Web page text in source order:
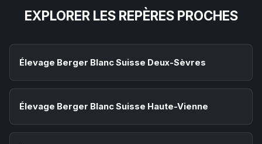
EXPLORER LES REPÈRES PROCHES
Élevage Berger Blanc Suisse Deux-Sèvres
Élevage Berger Blanc Suisse Haute-Vienne